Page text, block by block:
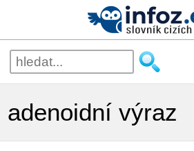
adenoidní výraz